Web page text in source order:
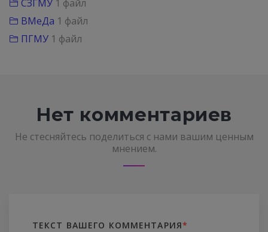
СЗГМУ 1 файл
ВМеДа 1 файл
ПГМУ 1 файл
Нет комментариев
Не стесняйтесь поделиться с нами вашим ценным
мнением.
ТЕКСТ ВАШЕГО КОММЕНТАРИЯ*